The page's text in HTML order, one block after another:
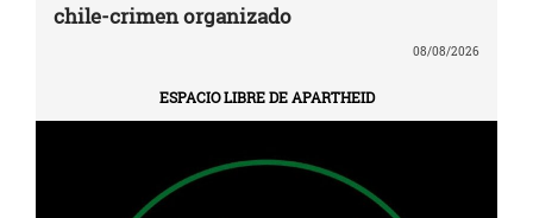
chile-crimen organizado
08/08/2026
ESPACIO LIBRE DE APARTHEID